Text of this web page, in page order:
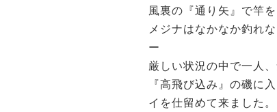
風裏の『通り矢』で竿
メジナはなかなか釣れな
ー
厳しい状況の中で一人
『高飛び込み』の磯に
イを仕留めて来ました。